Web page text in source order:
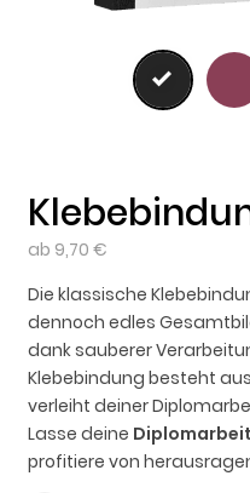
ab 9,70 €
Die klassische
dennoch edles
dank sauberer
Klebebindung besteht
verleiht deiner
Lasse deine
profitiere von